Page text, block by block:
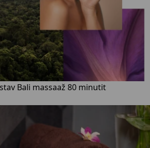
Bali massaaž 80 minutit